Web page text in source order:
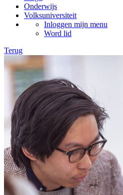
Onderwijs
Volksuniversiteit
Inloggen mijn menu
Word lid
Terug